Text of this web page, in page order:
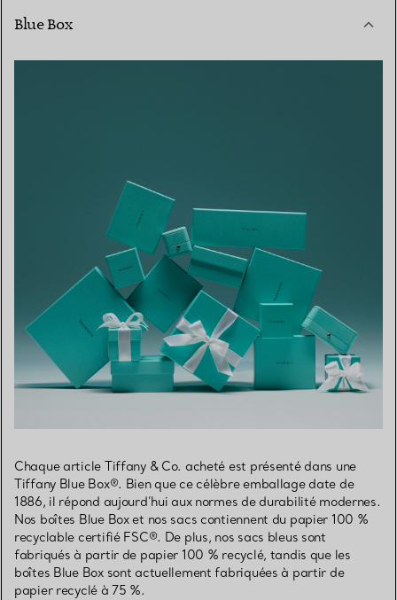
Blue Box
Chaque article Tiffany & Co. acheté est présenté dans une
Tiffany Blue Box®. Bien que ce célèbre emballage date de
1886, il répond aujourd’hui aux normes de durabilité modernes.
Nos boîtes Blue Box et nos sacs contiennent du papier 100 %
recyclable certifié FSC®. De plus, nos sacs bleus sont
fabriqués à partir de papier 100 % recyclé, tandis que les
boîtes Blue Box sont actuellement fabriquées à partir de
papier recyclé à 75 %.